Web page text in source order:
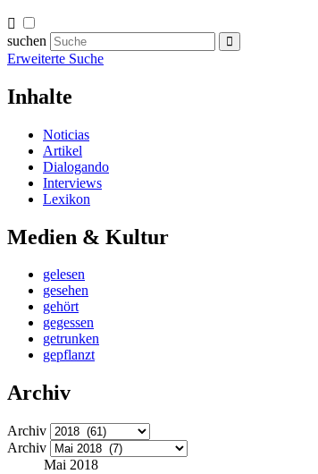
suchen
Erweiterte Suche
Inhalte
Noticias
Artikel
Dialogando
Interviews
Lexikon
Medien & Kultur
gelesen
gesehen
gehört
gegessen
getrunken
gepflanzt
Archiv
Archiv
Archiv
Mai 2018